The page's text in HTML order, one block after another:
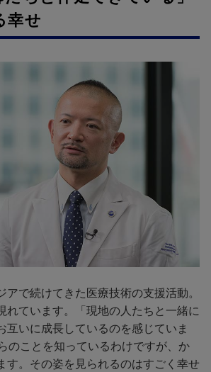
幸せ
で続けてきた医療技術の支援活動。
れています。「現地の人たちと一緒に
互いに成長しているのを感じていま
のことを知っているわけですが、か
す。その姿を見られるのはすごく幸せ